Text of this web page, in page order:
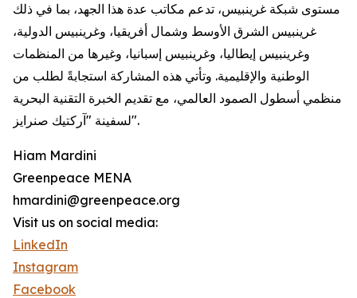
مستوى شبكة غرينبيس، تدعم مكاتب عدة هذا الجهد، بما في ذلك
غرينبيس الشرق الأوسط وشمال أفريقيا، وغرينبيس الدولية،
وغرينبيس إيطاليا، وغرينبيس إسبانيا، وغيرها من المنظمات
الوطنية والإقليمية. وتأتي هذه المشاركة استجابةً لطلب من
منظمي أسطول الصمود العالمي، مع تقديم الخبرة التقنية البحرية
لسفينة "آركتيك صنرايز".
Hiam Mardini
Greenpeace MENA
hmardini@greenpeace.org
Visit us on social media:
LinkedIn
Instagram
Facebook